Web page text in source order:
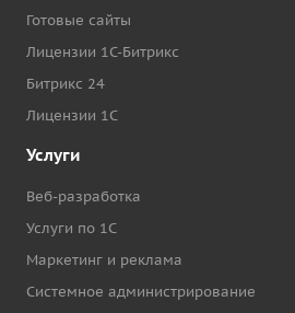
Готовые сайты
Лицензии 1С-Битрикс
Битрикс 24
Лицензии 1С
Услуги
Веб-разработка
Услуги по 1С
Маркетинг и реклама
Системное администрирование